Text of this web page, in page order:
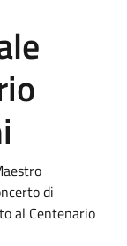
di
al Centenario